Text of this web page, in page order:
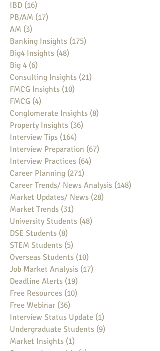
IBD (16)
PB/AM (17)
AM (3)
Banking Insights (175)
Big4 Insights (48)
Big 4 (6)
Consulting Insights (21)
FMCG Insights (10)
FMCG (4)
Conglomerate Insights (8)
Property Insights (36)
Interview Tips (164)
Interview Preparation (67)
Interview Practices (64)
Career Planning (271)
Career Trends/ News Analysis (148)
Market Updates/ News (28)
Market Trends (31)
University Students (48)
DSE Students (8)
STEM Students (5)
Overseas Students (10)
Job Market Analysis (17)
Deadline Alerts (19)
Free Resources (10)
Free Webinar (36)
Interview Status Update (1)
Undergraduate Students (9)
Market Insights (1)